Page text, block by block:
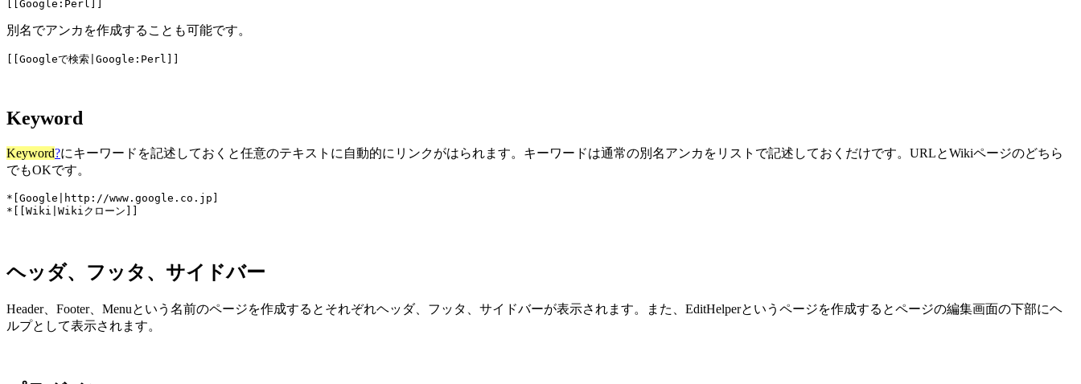
別名でアンカを作成することも可能です。
Keyword
Keyword?にキーワードを記述しておくと任意のテキストに自動的にリンクがはられます。キーワードは通常の別名アンカをリストで記述しておくだけです。URLとWikiページのどちら
でもOKです。
*[Google|http://www.google.co.jp]
ヘッダ、フッタ、サイドバー
Header、Footer、Menuという名前のページを作成するとそれぞれヘッダ、フッタ、サイドバーが表示されます。また、EditHelperというページを作成するとページの編集画面の下部にヘ
ルプとして表示されます。